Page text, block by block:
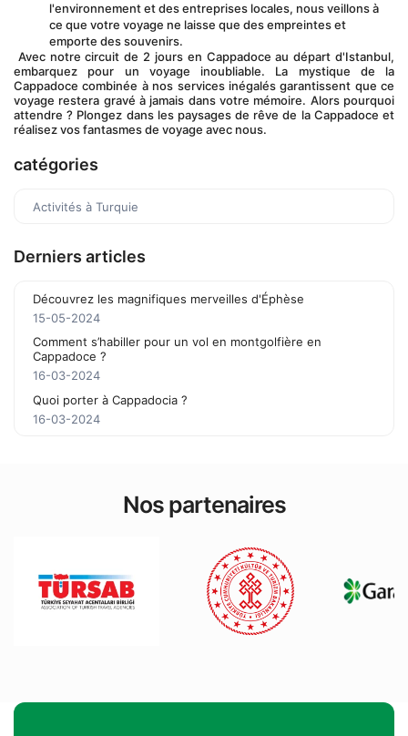
l'environnement et des entreprises locales, nous veillons à
ce que votre voyage ne laisse que des empreintes et
emporte des souvenirs.
embarquez pour un voyage inoubliable. La mystique de la
Cappadoce combinée à nos services inégalés garantissent que ce
voyage restera gravé à jamais dans votre mémoire. Alors pourquoi
attendre ? Plongez dans les paysages de rêve de la Cappadoce et
réalisez vos fantasmes de voyage avec nous.
catégories
Activités à Turquie
Derniers articles
Découvrez les magnifiques merveilles d'Éphèse
15-05-2024
Comment s’habiller pour un vol en montgolfière en
Cappadoce ?
16-03-2024
Quoi porter à Cappadocia ?
16-03-2024
Nos partenaires